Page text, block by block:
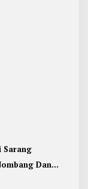
Sarang
Dan